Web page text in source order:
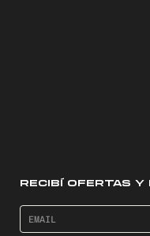
RECIBÍ OFERTAS Y